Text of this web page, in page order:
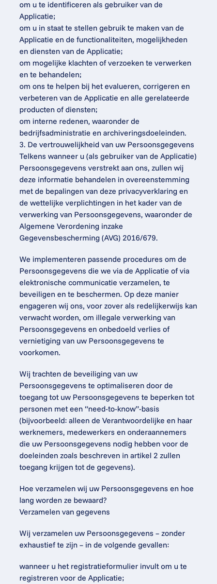
om u te identificeren als gebruiker van de
Applicatie;
om u in staat te stellen gebruik te maken van de
Applicatie en de functionaliteiten, mogelijkheden
en diensten van de Applicatie;
om mogelijke klachten of verzoeken te verwerken
en te behandelen;
om ons te helpen bij het evalueren, corrigeren en
verbeteren van de Applicatie en alle gerelateerde
producten of diensten;
om interne redenen, waaronder de
bedrijfsadministratie en archiveringsdoeleinden.
3. De vertrouwelijkheid van uw Persoonsgegevens
Telkens wanneer u (als gebruiker van de Applicatie)
Persoonsgegevens verstrekt aan ons, zullen wij
deze informatie behandelen in overeenstemming
met de bepalingen van deze privacyverklaring en
de wettelijke verplichtingen in het kader van de
verwerking van Persoonsgegevens, waaronder de
Algemene Verordening inzake
Gegevensbescherming (AVG) 2016/679.
We implementeren passende procedures om de
Persoonsgegevens die we via de Applicatie of via
elektronische communicatie verzamelen, te
beveiligen en te beschermen. Op deze manier
engageren wij ons, voor zover als redelijkerwijs kan
verwacht worden, om illegale verwerking van
Persoonsgegevens en onbedoeld verlies of
vernietiging van uw Persoonsgegevens te
voorkomen.
Wij trachten de beveiliging van uw
Persoonsgegevens te optimaliseren door de
toegang tot uw Persoonsgegevens te beperken tot
personen met een “need-to-know”-basis
(bijvoorbeeld: alleen de Verantwoordelijke en haar
werknemers, medewerkers en onderaannemers
die uw Persoonsgegevens nodig hebben voor de
doeleinden zoals beschreven in artikel 2 zullen
toegang krijgen tot de gegevens).
Hoe verzamelen wij uw Persoonsgegevens en hoe
lang worden ze bewaard?
Verzamelen van gegevens
Wij verzamelen uw Persoonsgegevens – zonder
exhaustief te zijn – in de volgende gevallen:
wanneer u het registratieformulier invult om u te
registreren voor de Applicatie;